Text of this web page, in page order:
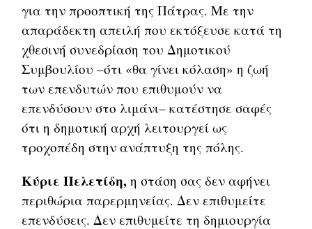
για την προοπτική της Πάτρας. Με την
απαράδεκτη απειλή που εκτόξευσε κατά τη
χθεσινή συνεδρίαση του Δημοτικού
Συμβουλίου –ότι «θα γίνει κόλαση» η ζωή
των επενδυτών που επιθυμούν να
επενδύσουν στο λιμάνι– κατέστησε σαφές
ότι η δημοτική αρχή λειτουργεί ως
τροχοπέδη στην ανάπτυξη της πόλης.
Κύριε Πελετίδη,η στάση σας δεν αφήνει
περιθώρια παρερμηνείας. Δεν επιθυμείτε
επενδύσεις. Δεν επιθυμείτε τη δημιουργία